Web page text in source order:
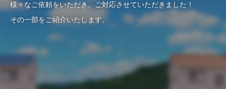
様々なご依頼をいただき、ご対応させていただきました！
その一部をご紹介いたします。